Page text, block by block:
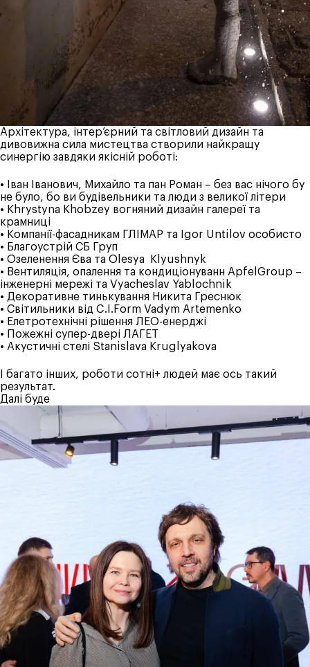
Архітектура, інтер’єрний та світловий дизайн та
дивовижна сила мистецтва створили найкращу
синергію завдяки якісній роботі:
• Іван Іванович, Михайло та пан Роман – без вас нічого бу
не було, бо ви будівельники та люди з великої літери
• Khrystyna Khobzey вогняний дизайн галереї та
крамниці
• Компанії-фасадникам ГЛІМАР та Igor Untilov особисто
• Благоустрій СБ Груп
• Озеленення Єва та Olesya Klyushnyk
• Вентиляція, опалення та кондиціонуванн ApfelGroup –
інженерні мережі та Vyacheslav Yablochnik
• Декоративне тинькування Никита Греснюк
• Світильники від C.I.Form Vadym Artemenko
• Елетротехнічні рішення ЛЕО-енерджі
• Пожежні супер-двері ЛАГЕТ
• Акустичні стелі Stanislava Kruglyakova
І багато інших, роботи сотні+ людей має ось такий
результат.
Далі буде